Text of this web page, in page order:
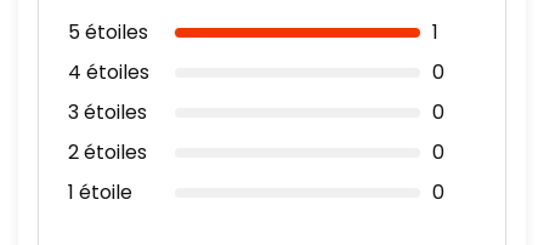
5 étoiles
1
4 étoiles
0
3 étoiles
0
2 étoiles
0
1 étoile
0